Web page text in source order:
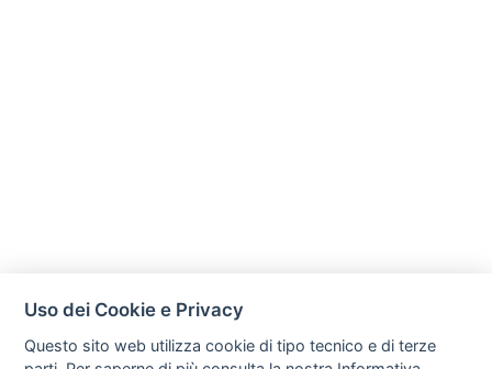
Uso dei Cookie e Privacy
Questo sito web utilizza cookie di tipo tecnico e di terze